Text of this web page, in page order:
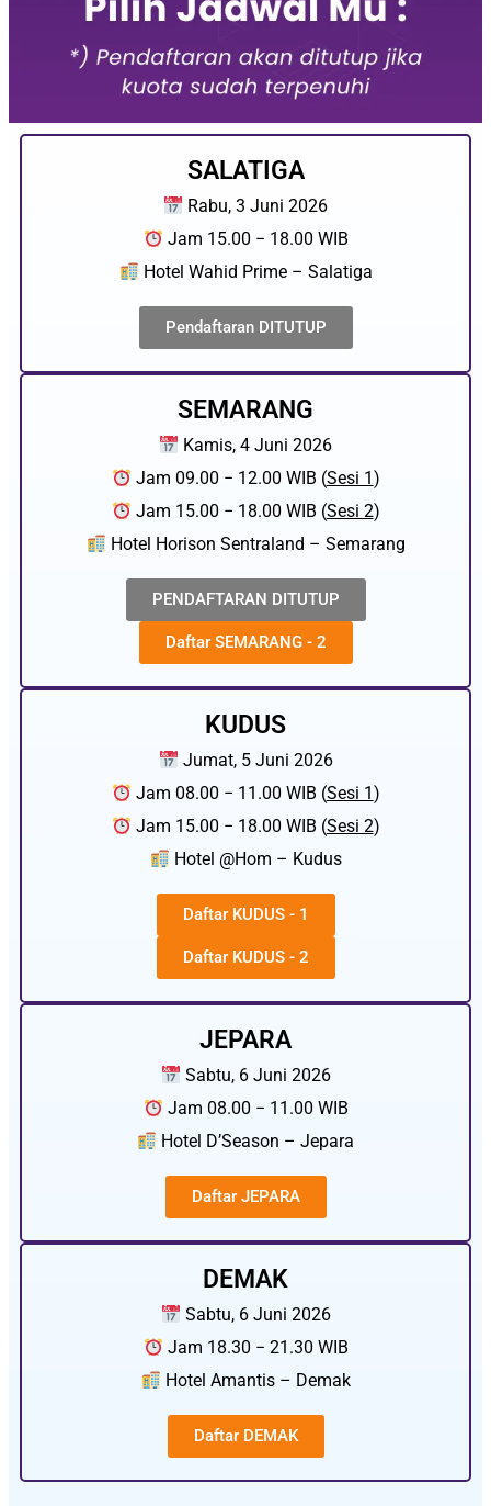
SALATIGA
Rabu, 3 Juni 2026
Jam 15.00 − 18.00 WIB
Hotel Wahid Prime – Salatiga
Pendaftaran DITUTUP
SEMARANG
Kamis, 4 Juni 2026
Jam 09.00 − 12.00 WIB (Sesi 1)
Jam 15.00 − 18.00 WIB (Sesi 2)
Hotel Horison Sentraland – Semarang
PENDAFTARAN DITUTUP
Daftar SEMARANG - 2
KUDUS
Jumat, 5 Juni 2026
Jam 08.00 − 11.00 WIB (Sesi 1)
Jam 15.00 − 18.00 WIB (Sesi 2)
Hotel @Hom – Kudus
Daftar KUDUS - 1
Daftar KUDUS - 2
JEPARA
Sabtu, 6 Juni 2026
Jam 08.00 − 11.00 WIB
Hotel D’Season – Jepara
Daftar JEPARA
DEMAK
Sabtu, 6 Juni 2026
Jam 18.30 − 21.30 WIB
Hotel Amantis – Demak
Daftar DEMAK